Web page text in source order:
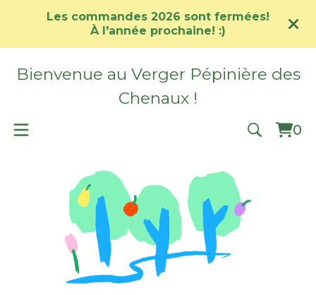
Les commandes 2026 sont fermées!
À l'année prochaine! :)
Bienvenue au Verger Pépinière des
Chenaux !
0
0